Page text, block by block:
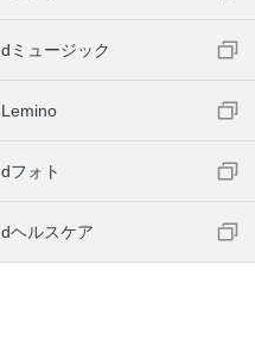
dミュージック
Lemino
dフォト
dヘルスケア